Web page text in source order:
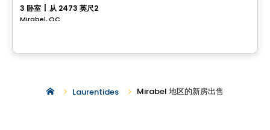
3 卧室 从 2473 英尺2
Mirabel, QC
Laurentides Mirabel 地区的新房出售